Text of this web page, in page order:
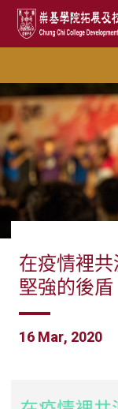
在疫情裡
堅強的後盾
16 Mar, 2020